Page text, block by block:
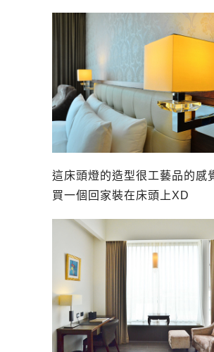
這床頭燈的造型很工藝品的感
買一個回家裝在床頭上XD